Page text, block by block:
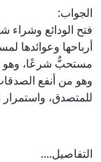
الجواب:
فتح الودائع وشراء
أرباحها وعوائدها
مستحبٌّ شرعًا، وهو
وهو من أنفع
للمتصدق، واستمرار
التفاصيل....